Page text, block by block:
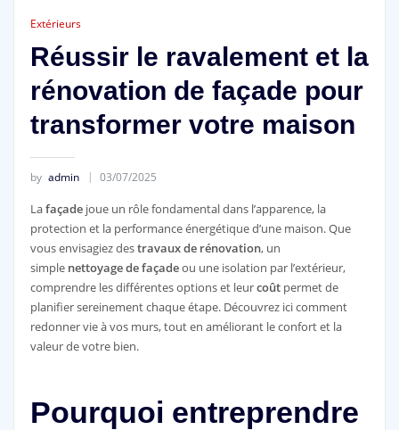
Extérieurs
Réussir le ravalement et la
rénovation de façade pour
transformer votre maison
by admin 03/07/2025
Lafaçadejoue un rôle fondamental dans l’apparence, la
protection et la performance énergétique d’une maison. Que
vous envisagiez destravaux de rénovation, un
simple nettoyage de façadeou une isolation par l’extérieur,
comprendre les différentes options et leurcoûtpermet de
planifier sereinement chaque étape. Découvrez ici comment
redonner vie à vos murs, tout en améliorant le confort et la
valeur de votre bien.
Pourquoi entreprendre